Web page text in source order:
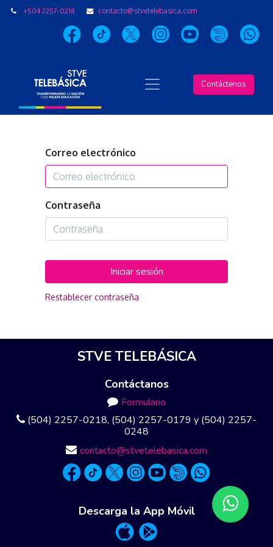
+504 2257-0218 contacto@stvetelebasica.com
Contáctenos
Correo electrónico
Contraseña
Iniciar sesión
Restablecer contraseña
STVE TELEBÁSICA
Contáctanos
Formulario
(504) 2257-0218, (504) 2257-0179 y (504) 2257-
0248
contacto@stvetelebasica.com
Descarga la App Móvil